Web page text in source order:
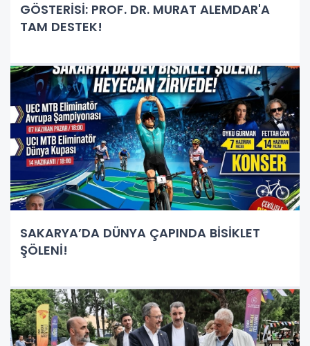
GÖSTERİSİ: PROF. DR. MURAT ALEMDAR'A
TAM DESTEK!
SAKARYA’DA DÜNYA ÇAPINDA BİSİKLET
ŞÖLENİ!